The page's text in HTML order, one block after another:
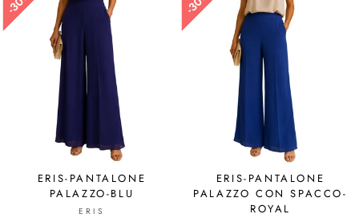
ERIS-PANTALONE
PALAZZO-BLU
ERIS
ERIS-PANTALONE
PALAZZO CON SPACCO-
ROYAL